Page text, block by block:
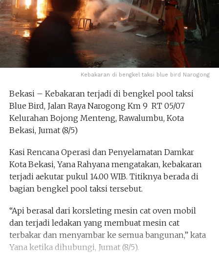
Kebakaran di bengkel taksi blue bird Narogong
Bekasi – Kebakaran terjadi di bengkel pool taksi
Blue Bird, Jalan Raya Narogong Km 9 RT 05/07
Kelurahan Bojong Menteng, Rawalumbu, Kota
Bekasi, Jumat (8/5)
Kasi Rencana Operasi dan Penyelamatan Damkar
Kota Bekasi, Yana Rahyana mengatakan, kebakaran
terjadi aekutar pukul 14.00 WIB. Titiknya berada di
bagian bengkel pool taksi tersebut.
“Api berasal dari korsleting mesin cat oven mobil
dan terjadi ledakan yang membuat mesin cat
terbakar dan menyambar ke semua bangunan,” kata
Yana ketika dihubungi, Jumat (8/5).